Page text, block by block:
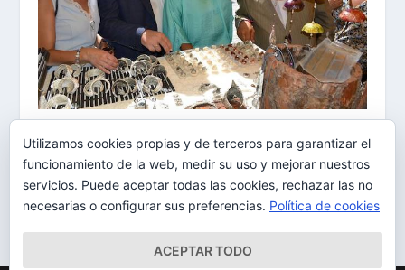
La Feria Insular de Artesanía combina la
tradición con la innovación
01/08/2014
Utilizamos cookies propias y de terceros para garantizar el
funcionamiento de la web, medir su uso y mejorar nuestros
servicios. Puede aceptar todas las cookies, rechazar las no
necesarias o configurar sus preferencias. Política de cookies
ACEPTAR TODO